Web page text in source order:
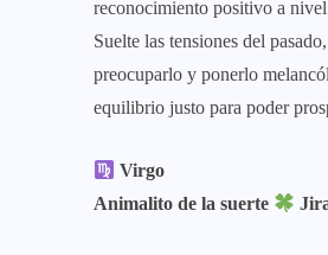
reconocimiento positivo a
Suelte las tensiones del
preocuparlo y ponerlo
equilibrio justo para poder
Virgo
Animalito de la suerte